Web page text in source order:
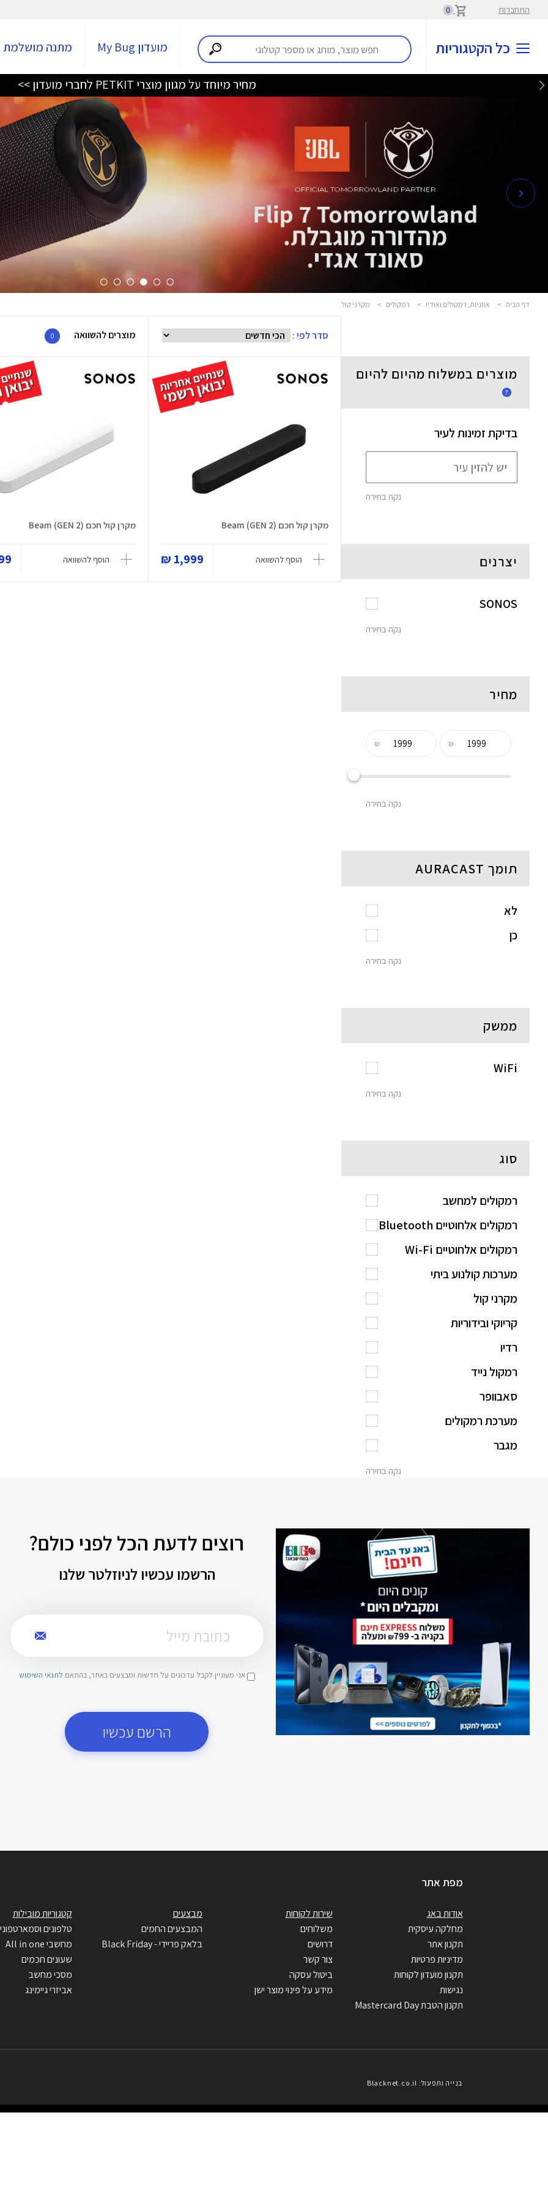
התחברות 0
כל הקטגוריות מועדון My Bug מתנה מושלמת
מחיר מיוחד על מגוון מוצרי PETKIT לחברי מועדון >>
דף הבית > אוזניות, רמקולים ואודיו > רמקולים > מקרני קול
סדר לפי : מוצרים להשוואה 0
מקרן קול חכם Beam (GEN 2)
הוסף להשוואה 1,999 ₪
מקרן קול חכם Beam (GEN 2)
הוסף להשוואה ₪
מוצרים במשלוח מהיום להיום
?
בדיקת זמינות לעיר
נקה בחירה
יצרנים
SONOS
נקה בחירה
מחיר
₪
₪
נקה בחירה
תומך AURACAST
לא
כן
נקה בחירה
ממשק
WiFi
נקה בחירה
סוג
רמקולים למחשב
רמקולים אלחוטיים Bluetooth
רמקולים אלחוטיים Wi-Fi
מערכות קולנוע ביתי
מקרני קול
קריוקי ובידוריות
רדיו
רמקול נייד
סאבוופר
מערכת רמקולים
מגבר
נקה בחירה
רוצים לדעת הכל לפני כולם?
הרשמו עכשיו לניוזלטר שלנו
אני מעוניין לקבל עדכונים על חדשות ומבצעים באתר, בהתאם לתנאי השימוש
הרשם עכשיו
מפת אתר
אודות באג
מחלקה עיסקית
תקנון אתר
מדיניות פרטיות
תקנון מועדון לקוחות
נגישות
תקנון הטבת Mastercard Day
שירות לקוחות
משלוחים
דרושים
צור קשר
ביטול עסקה
מידע על פינוי מוצר ישן
מבצעים
המבצעים החמים
בלאק פריידי - Black Friday
קטגוריות מובילות
טלפונים
מחשבי All in one
שעונים חכמים
מסכי מחשב
אביזרי גיימינג
בנייה ותפעול: Blacknet.co.il